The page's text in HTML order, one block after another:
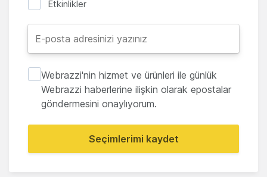
Etkinlikler
Webrazzi'nin hizmet ve ürünleri ile günlük
Webrazzi haberlerine ilişkin olarak epostalar
göndermesini onaylıyorum.
Seçimlerimi kaydet